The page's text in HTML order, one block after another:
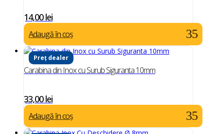
14,00lei
Adaugă în coș
Preț dealer
Carabina din Inox cu Surub Siguranta 10mm
33,00lei
Adaugă în coș